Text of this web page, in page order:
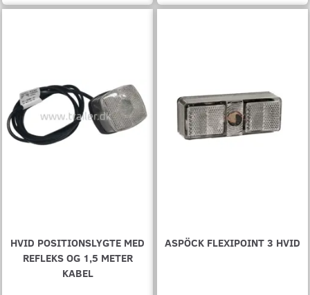
HVID POSITIONSLYGTE MED
REFLEKS OG 1,5 METER
KABEL
ASPÖCK FLEXIPOINT 3 HVID